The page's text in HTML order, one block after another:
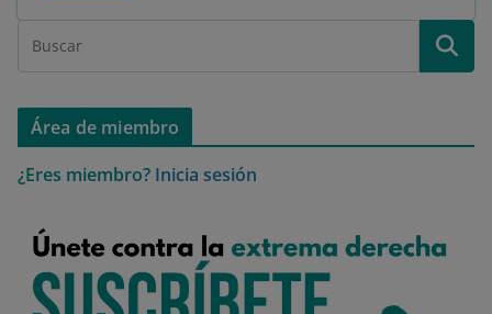
Área de miembro
¿Eres miembro? Inicia sesión